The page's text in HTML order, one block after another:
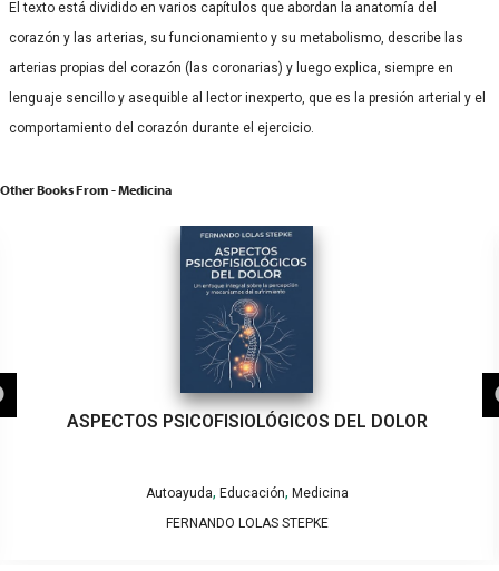
El texto está dividido en varios capítulos que abordan la anatomía del
corazón y las arterias, su funcionamiento y su metabolismo, describe las
arterias propias del corazón (las coronarias) y luego explica, siempre en
lenguaje sencillo y asequible al lector inexperto, que es la presión arterial y el
comportamiento del corazón durante el ejercicio.
Other Books From - Medicina
ASPECTOS PSICOFISIOLÓGICOS DEL DOLOR
Autoayuda, Educación, Medicina
FERNANDO LOLAS STEPKE